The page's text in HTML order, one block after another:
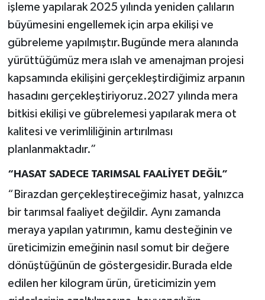
işleme yapılarak 2025 yılında yeniden çalıların
büyümesini engellemek için arpa ekilişi ve
gübreleme yapılmıştır.Bugünde mera alanında
yürüttüğümüz mera ıslah ve amenajman projesi
kapsamında ekilişini gerçekleştirdiğimiz arpanın
hasadını gerçekleştiriyoruz.2027 yılında mera
bitkisi ekilişi ve gübrelemesi yapılarak mera ot
kalitesi ve verimliliğinin artırılması
planlanmaktadır.”
“HASAT SADECE TARIMSAL FAALİYET DEĞİL”
“Birazdan gerçekleştireceğimiz hasat, yalnızca
bir tarımsal faaliyet değildir. Aynı zamanda
meraya yapılan yatırımın, kamu desteğinin ve
üreticimizin emeğinin nasıl somut bir değere
dönüştüğünün de göstergesidir.Burada elde
edilen her kilogram ürün, üreticimizin yem